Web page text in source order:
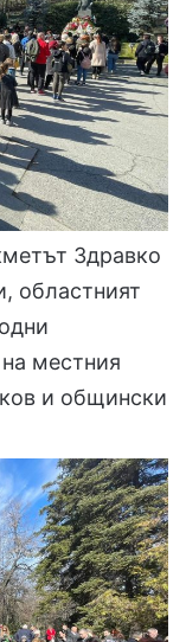
Здравко
областният
местния
и общински